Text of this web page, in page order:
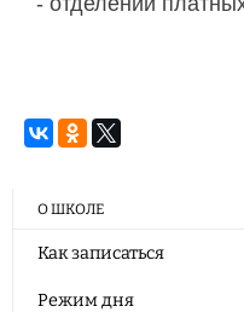
О ШКОЛЕ
Как записаться
Режим дня